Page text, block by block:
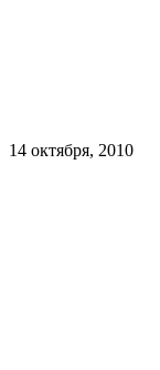
14 октября, 2010